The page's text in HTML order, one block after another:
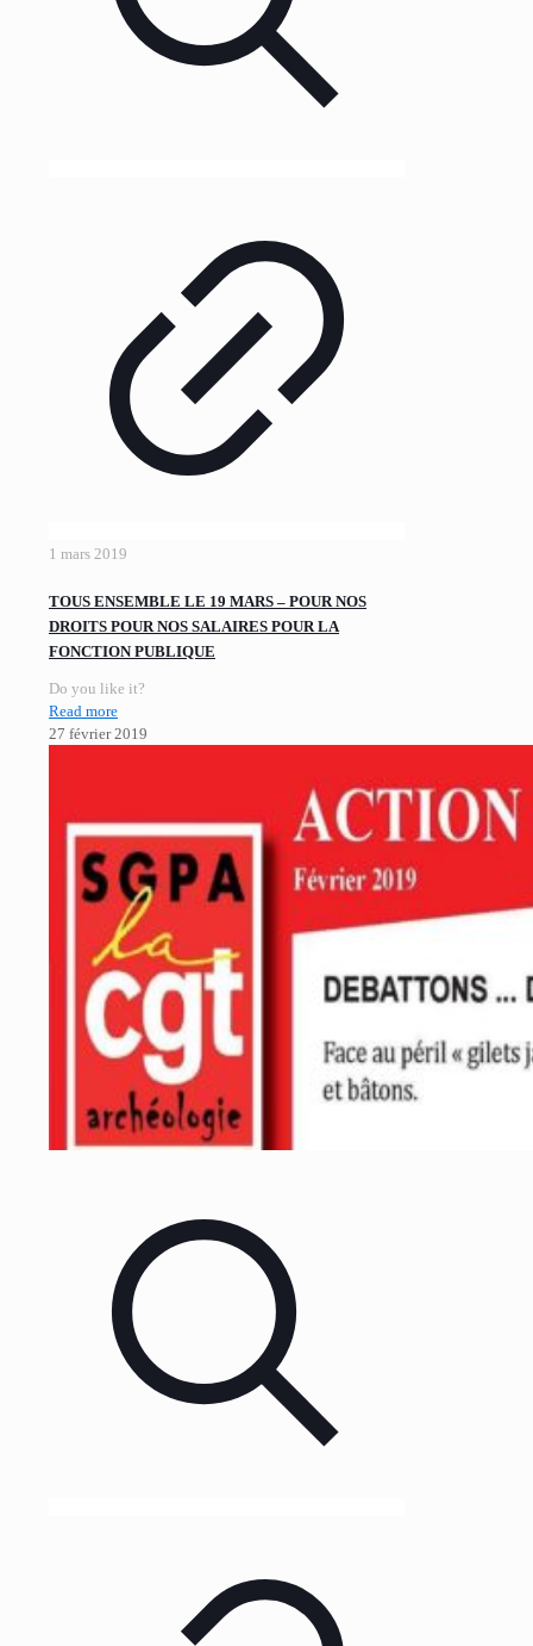
1 mars 2019
TOUS ENSEMBLE LE 19 MARS – POUR NOS
DROITS POUR NOS SALAIRES POUR LA
FONCTION PUBLIQUE
Do you like it?
Read more
27 février 2019